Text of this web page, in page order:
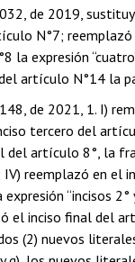
de 2019,
N°7;
la expresión
artículo N°14 la
de 2021, 1. I)
tercero del
del artículo 8°, la
IV) reemplazó en el
“incisos 2°
el inciso final del
(2) nuevos